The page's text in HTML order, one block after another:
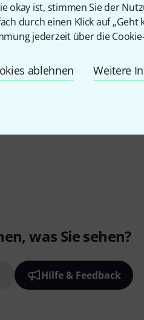
okay ist, stimmen Sie der
durch einen Klick auf „Geht
jederzeit über die
ablehnen Weitere
was Sie sehen?
Hilfe & Feedback